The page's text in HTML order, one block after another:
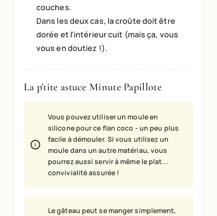
couches.
Dans les deux cas, la croûte doit être
dorée et l'intérieur cuit (mais ça, vous
vous en doutiez !).
La p'tite astuce Minute Papillote
Vous pouvez utiliser un moule en
silicone pour ce flan coco - un peu plus
facile à démouler. Si vous utilisez un
moule dans un autre matériau, vous
pourrez aussi servir à même le plat...
convivialité assurée !
Le gâteau peut se manger simplement,